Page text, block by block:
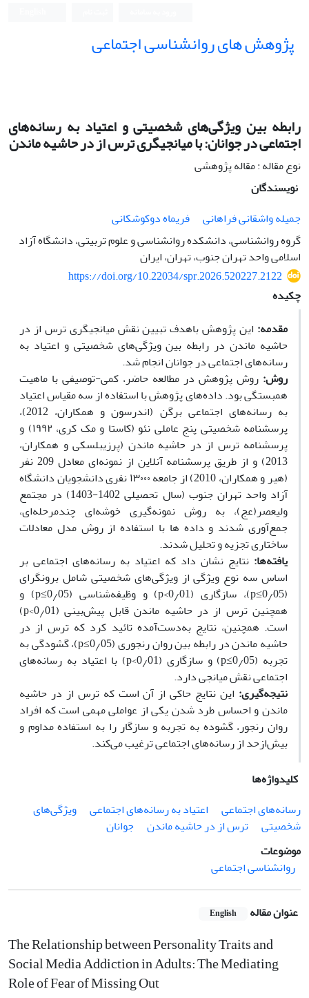
پژوهش های روانشناسی اجتماعی
رابطه بین ویژگی‌های شخصیتی و اعتیاد به رسانه‌های
اجتماعی در جوانان: با میانجیگری ترس از در حاشیه ماندن
نوع مقاله : مقاله پژوهشی
نویسندگان
جمیله واشقانی فراهانی
فریماه دوکوشکانی
گروه روانشناسی، دانشکده روانشناسی و علوم تربیتی، دانشگاه آزاد
اسلامی واحد تهران جنوب، تهران، ایران
https://doi.org/10.22034/spr.2026.520227.2122
چکیده
مقدمه: این پژوهش باهدف تبیین نقش میانجیگری ترس از در
حاشیه ماندن در رابطه بین ویژگی‌های شخصیتی و اعتیاد به
رسانه‌های اجتماعی در جوانان انجام شد.
روش: روش پژوهش در مطالعه حاضر، کمی-توصیفی با ماهیت
همبستگی بود. داده‌های پژوهش با استفاده از سه مقیاس اعتیاد
به رسانه‌های اجتماعی برگن (اندرسون و همکاران، 2012)،
پرسشنامه شخصیتی پنج عاملی نئو (کاستا و مک کری، ۱۹۹۲) و
پرسشنامه ترس از در حاشیه ماندن (پرزیبلسکی و همکاران،
2013) و از طریق پرسشنامه آنلاین از نمونه‌ای معادل 209
نفر
(هیر و همکاران، 2010) از جامعه ۱۳۰۰۰ نفری دانشجویان دانشگاه
آزاد واحد تهران‌
جنوب (سال تحصیلی 1402-1403) در مجتمع
ولیعصر(عج)، به روش نمونه‌گیری خوشه‌ای چندمرحله‌ای،
جمع‌آوری شدند و داده ها با استفاده ازروش مدل معادلات
ساختاری تجزیه و تحلیل شدند.
یافته‌ها: نتایج نشان داد که اعتیاد به رسانه‌های اجتماعی بر
اساس سه نوع ویژگی از ویژگی‌های شخصیتی شامل برونگرای
(0 ٫05
p≤)، سازگاری (0 ٫01>
p) و وظیفه‌شناسی (0 ٫05
p≤) و
همچنین ترس از در حاشیه ماندن قابل پیش‌بینی (0 ٫01>
p
)
است. همچنین، نتایج به‌دست‌آمده تائید کرد که ترس از در
حاشیه ماندن در رابطه بین روان رنجوری (0 ٫05
p≤)، گشودگی به
تجربه (0 ٫05
p≤) و سازگاری (0 ٫01>
p) با اعتیاد به رسانه‌های
اجتماعی نقش میانجی دارد.
نتیجه‌گیری: این نتایج حاکی از آن است که ترس از در حاشیه
ماندن و احساس طرد شدن یکی از عواملی مهمی است که افراد
روان­ رنجور، گشوده به تجربه و سازگار را به استفاده مداوم و
بیش‌ازحد از رسانه‌های اجتماعی ترغیب می‌کند.
کلیدواژه‌ها
رسانه‌های اجتماعی
اعتیاد به رسانه‌های اجتماعی
ویژگی‌های
شخصیتی
ترس از در حاشیه ماندن
جوانان
موضوعات
روانشناسی اجتماعی
عنوان مقاله English
The Relationship between Personality Traits and
Social Media Addiction in Adults: The Mediating
Role of Fear of Missing Out